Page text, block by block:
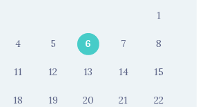
1
4 5 6 7 8
11 12 13 14 15
18 19 20 21 22